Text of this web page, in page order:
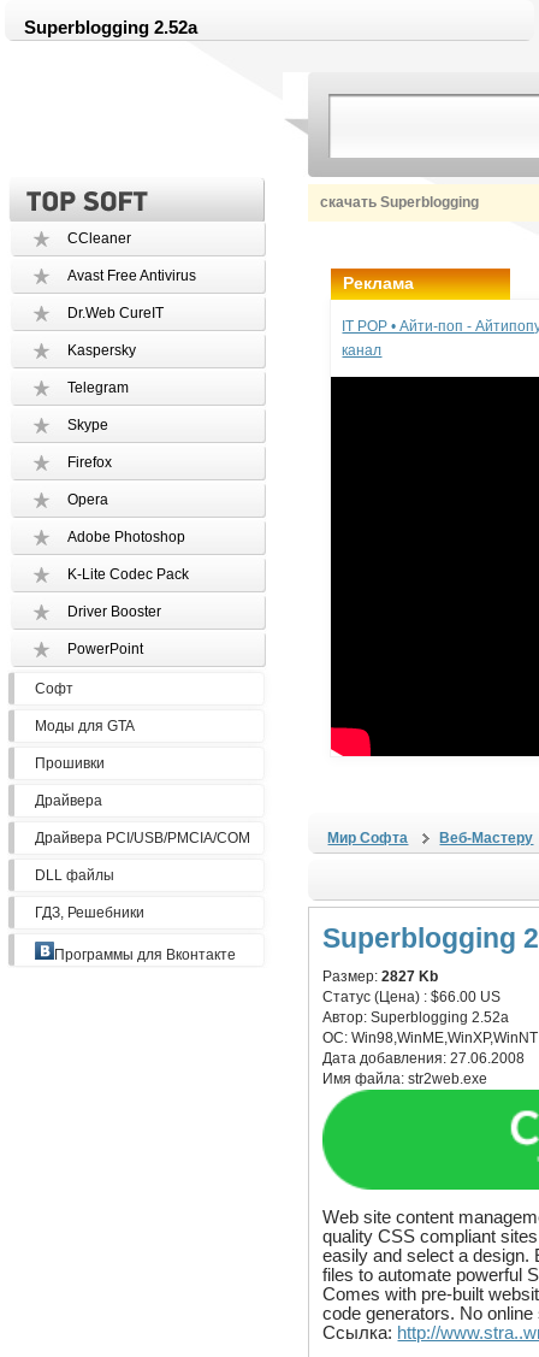
Superblogging 2.52a
скачать Superblogging
CCleaner
Avast Free Antivirus
Dr.Web CureIT
Kaspersky
Telegram
Skype
Firefox
Opera
Adobe Photoshop
K-Lite Codec Pack
Driver Booster
PowerPoint
Софт
Моды для GTA
Прошивки
Драйвера
Драйвера PCI/USB/PMCIA/COM
DLL файлы
ГДЗ, Решебники
Программы для Вконтакте
Реклама
IT POP • Айти-поп -
канал
Мир Софта Веб-Мастеру
Superblogging
Размер:2827 Kb
Статус (Цена) :$66.00 US
Автор:Superblogging 2.52a
ОС:
Дата добавления:27.06.2008
Имя файла:str2web.exe
Web site content
quality CSS compliant
easily and select a design.
files to automate powerful
Comes with pre-built
code generators. No
Ссылка: http://